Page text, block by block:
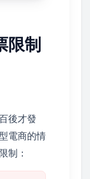
限制
後才發
電商的情
制：